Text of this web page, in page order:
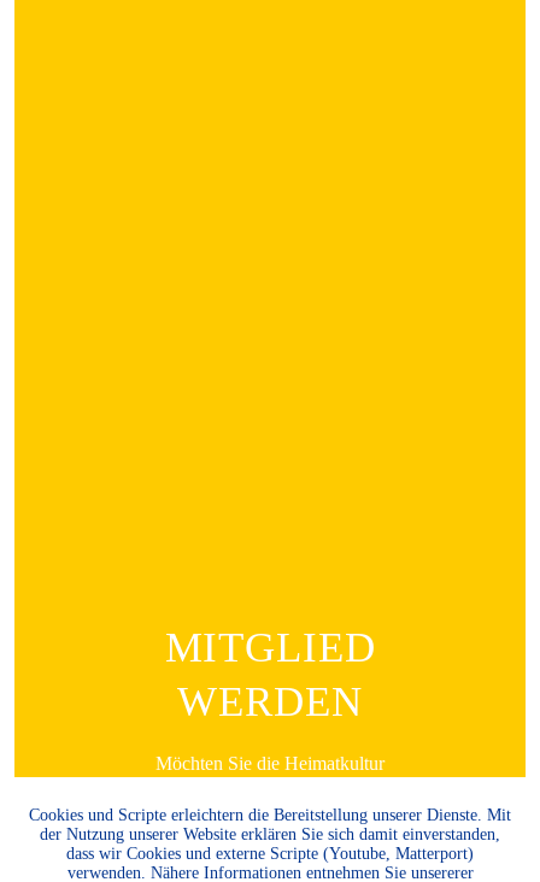
MITGLIED
WERDEN
Möchten Sie die Heimatkultur
Schutz und die Entwicklung
der Natur und Umwelt und
Cookies und Scripte erleichtern die Bereitstellung unserer Dienste. Mit
der Nutzung unserer Website erklären Sie sich damit einverstanden,
dass wir Cookies und externe Scripte (Youtube, Matterport)
verwenden. Nähere Informationen entnehmen Sie unsererer